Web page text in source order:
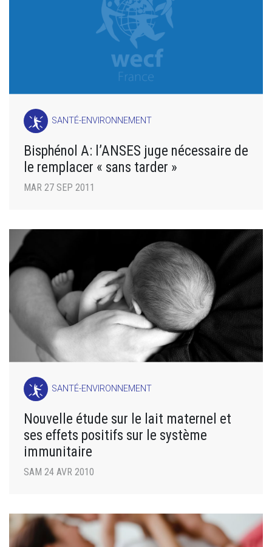
SANTÉ-ENVIRONNEMENT
Bisphénol A: l’ANSES juge nécessaire de
le remplacer « sans tarder »
MAR 27 SEP 2011
SANTÉ-ENVIRONNEMENT
Nouvelle étude sur le lait maternel et
ses effets positifs sur le système
immunitaire
SAM 24 AVR 2010